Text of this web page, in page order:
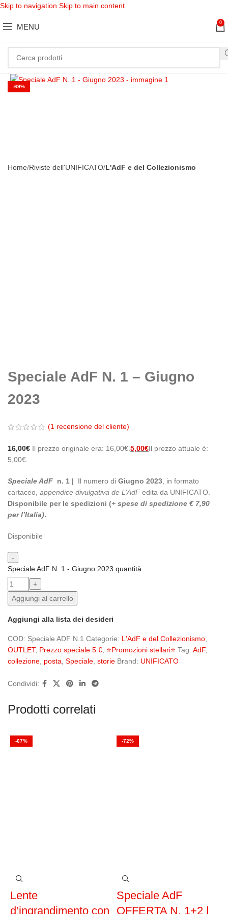
Skip to navigation Skip to main content
MENU 0
-69%
Clicca per ingrandire
Home Riviste dell'UNIFICATO L'AdF e del Collezionismo
Speciale AdF N. 1 – Giugno
2023
(1 recensione del cliente)
16,00€ Il prezzo originale era: 16,00€. 5,00€Il prezzo attuale è:
5,00€.
Speciale AdF n. 1 | Il numero di Giugno 2023 , in formato
cartaceo, appendice divulgativa de L’AdF edita da UNIFICATO.
Disponibile per le spedizioni (+ spese di spedizione € 7,90
per l’Italia).
Disponibile
Speciale AdF N. 1 - Giugno 2023 quantità
Aggiungi al carrello
Aggiungi alla lista dei desideri
COD: Speciale ADF N.1 Categorie: L'AdF e del Collezionismo
OUTLET, Prezzo speciale 5 € ⭐Promozioni stellari⭐ Tag: AdF,
collezione posta Speciale storie Brand: UNIFICATO
Condividi:
Prodotti correlati
-67%
Lente
d’ingrandimento con
-72%
Speciale AdF
OFFERTA N. 1+2 |